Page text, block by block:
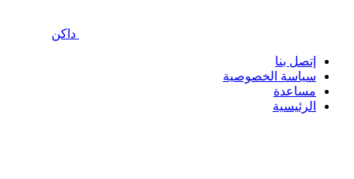
داكن
إتصل بنا
سياسة الخصوصية
مساعدة
الرئيسية